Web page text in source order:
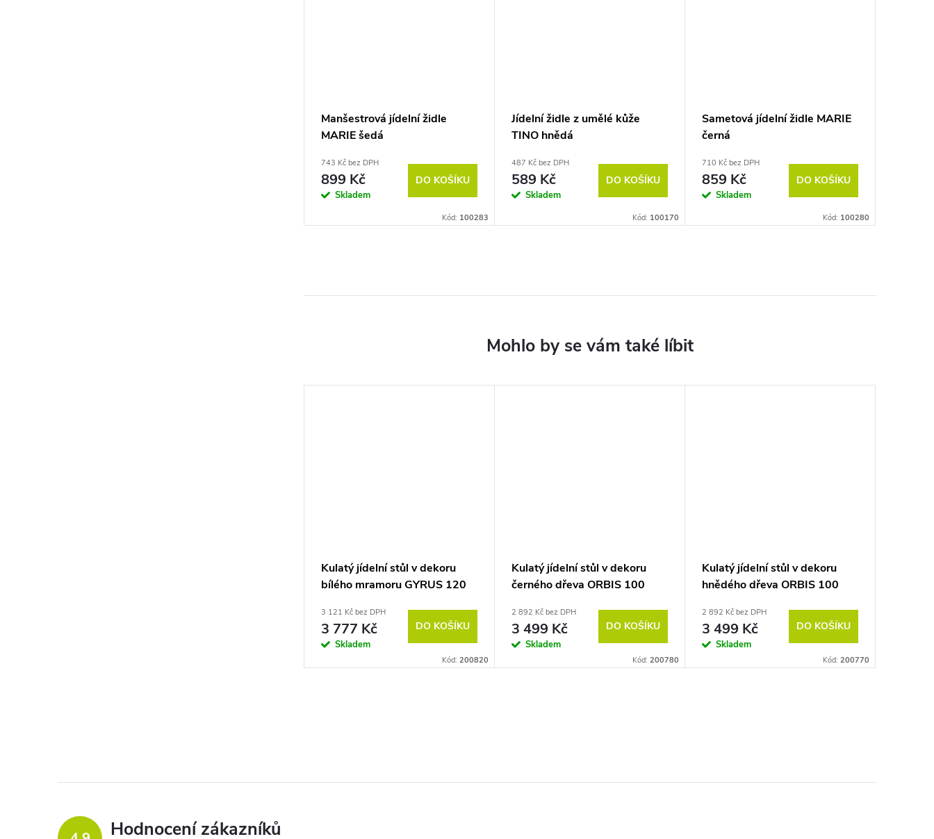
Manšestrová jídelní židle
MARIE šedá
743 Kč bez DPH
899 Kč
Skladem
DO KOŠÍKU
Kód: 100283
Jídelní židle z umělé kůže
TINO hnědá
487 Kč bez DPH
589 Kč
Skladem
DO KOŠÍKU
Kód: 100170
Sametová jídelní židle MARIE
černá
710 Kč bez DPH
859 Kč
Skladem
DO KOŠÍKU
Kód: 100280
Kulatý jídelní stůl v dekoru
bílého mramoru GYRUS 120
3 121 Kč bez DPH
3 777 Kč
Skladem
DO KOŠÍKU
Kód: 200820
Kulatý jídelní stůl v dekoru
černého dřeva ORBIS 100
2 892 Kč bez DPH
3 499 Kč
Skladem
DO KOŠÍKU
Kód: 200780
Kulatý jídelní stůl v dekoru
hnědého dřeva ORBIS 100
2 892 Kč bez DPH
3 499 Kč
Skladem
DO KOŠÍKU
Kód: 200770
Hodnocení zákazníků